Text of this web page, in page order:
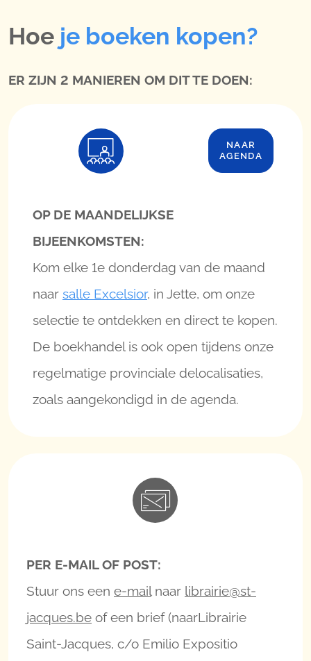
Hoe je boeken kopen?
ER ZIJN 2 MANIEREN OM DIT TE DOEN:
NAAR
AGENDA
OP DE MAANDELIJKSE
BIJEENKOMSTEN:
Kom elke 1e donderdag van de maand
naar salle Excelsior, in Jette, om onze
selectie te ontdekken en direct te kopen.
De boekhandel is ook open tijdens onze
regelmatige provinciale delocalisaties,
zoals aangekondigd in de agenda.
PER E-MAIL OF POST:
Stuur ons een e-mailnaar librairie@st-
jacques.be of een brief (naarLibrairie
Saint-Jacques, c/o Emilio Expositio